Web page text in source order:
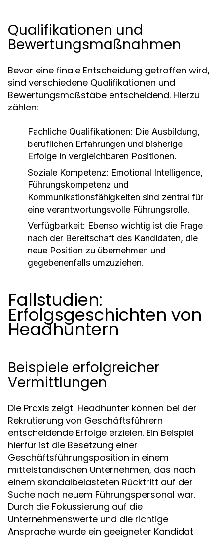
Qualifikationen und
Bewertungsmaßnahmen
Bevor eine finale Entscheidung getroffen wird,
sind verschiedene Qualifikationen und
Bewertungsmaßstäbe entscheidend. Hierzu
zählen:
Fachliche Qualifikationen: Die Ausbildung,
beruflichen Erfahrungen und bisherige
Erfolge in vergleichbaren Positionen.
Soziale Kompetenz: Emotional Intelligence,
Führungskompetenz und
Kommunikationsfähigkeiten sind zentral für
eine verantwortungsvolle Führungsrolle.
Verfügbarkeit: Ebenso wichtig ist die Frage
nach der Bereitschaft des Kandidaten, die
neue Position zu übernehmen und
gegebenenfalls umzuziehen.
Fallstudien:
Erfolgsgeschichten von
Headhuntern
Beispiele erfolgreicher
Vermittlungen
Die Praxis zeigt: Headhunter können bei der
Rekrutierung von Geschäftsführern
entscheidende Erfolge erzielen. Ein Beispiel
hierfür ist die Besetzung einer
Geschäftsführungsposition in einem
mittelständischen Unternehmen, das nach
einem skandalbelasteten Rücktritt auf der
Suche nach neuem Führungspersonal war.
Durch die Fokussierung auf die
Unternehmenswerte und die richtige
Ansprache wurde ein geeigneter Kandidat